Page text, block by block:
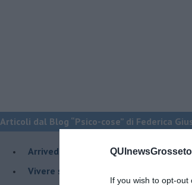
If you wish to opt-
Articoli dal Blog “Psico-cose” di Federica
​Arrivederci a settembre
​Vivere secondo la regola del QB